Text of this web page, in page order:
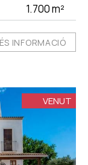
1.700 m²
INFORMACIÓ
VENUT